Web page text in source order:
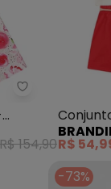
Quimby -
R$ 154,90
de
R$
-73%